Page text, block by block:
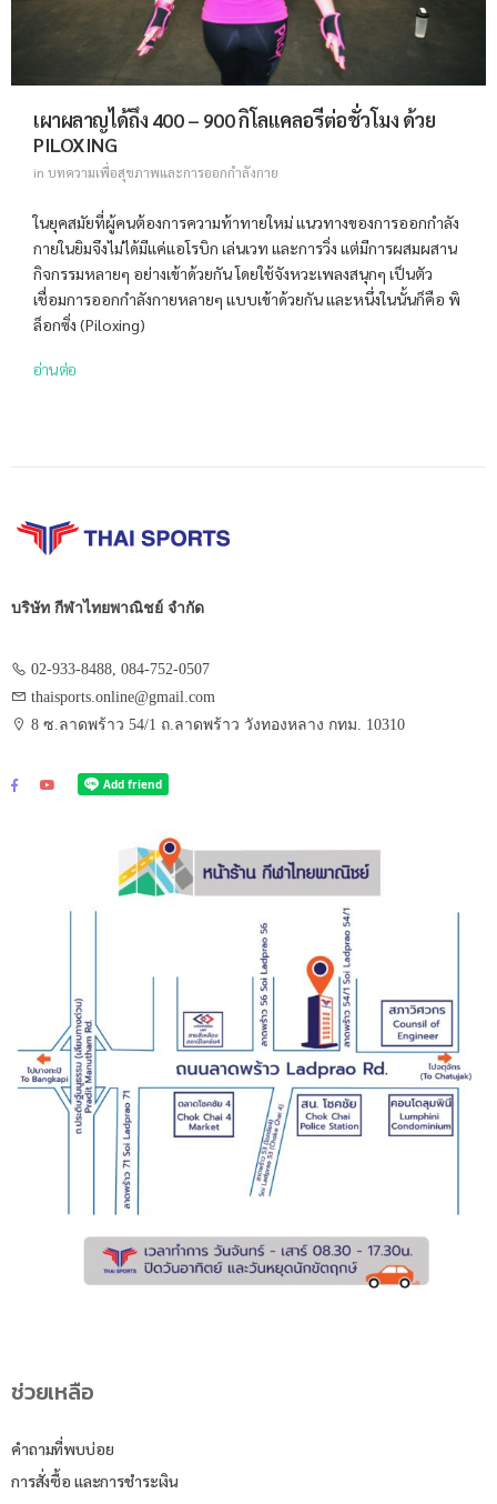
เผาผลาญได้ถึง 400 – 900 กิโลแคลอรีต่อชั่วโมง ด้วย
PILOXING
in บทความเพื่อสุขภาพและการออกกำลังกาย
ในยุคสมัยที่ผู้คนต้องการความท้าทายใหม่ แนวทางของการออกกำลัง
กายในยิมจึงไม่ได้มีแค่แอโรบิก เล่นเวท และการวิ่ง แต่มีการผสมผสาน
กิจกรรมหลายๆ อย่างเข้าด้วยกัน โดยใช้จังหวะเพลงสนุกๆ เป็นตัว
เชื่อมการออกกำลังกายหลายๆ แบบเข้าด้วยกัน และหนึ่งในนั้นก็คือ พิ
ล็อกซิ่ง (Piloxing)
อ่านต่อ
บริษัท กีฬาไทยพาณิชย์ จำกัด
02-933-8488, 084-752-0507
thaisports.online@gmail.com
8 ซ.ลาดพร้าว 54/1 ถ.ลาดพร้าว วังทองหลาง กทม. 10310
ช่วยเหลือ
คำถามที่พบบ่อย
การสั่งซื้อ และการชำระเงิน